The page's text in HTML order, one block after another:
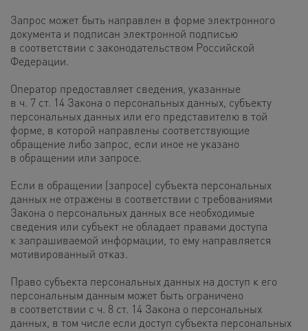
Запрос может быть направлен в форме электронного
документа и подписан электронной подписью
в соответствии с законодательством Российской
Федерации.
Оператор предоставляет сведения, указанные
в ч. 7 ст. 14 Закона о персональных данных, субъекту
персональных данных или его представителю в той
форме, в которой направлены соответствующие
обращение либо запрос, если иное не указано
в обращении или запросе.
Если в обращении (запросе) субъекта персональных
данных не отражены в соответствии с требованиями
Закона о персональных данных все необходимые
сведения или субъект не обладает правами доступа
к запрашиваемой информации, то ему направляется
мотивированный отказ.
Право субъекта персональных данных на доступ к его
персональным данным может быть ограничено
в соответствии с ч. 8 ст. 14 Закона о персональных
данных, в том числе если доступ субъекта персональных